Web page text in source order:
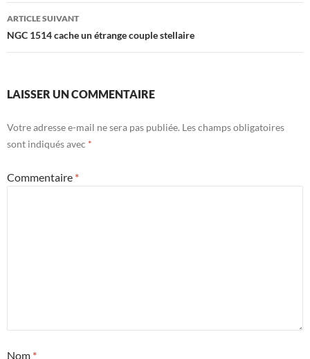
articles
ARTICLE SUIVANT
NGC 1514 cache un étrange couple stellaire
LAISSER UN COMMENTAIRE
Votre adresse e-mail ne sera pas publiée. Les champs obligatoires
sont indiqués avec *
Commentaire *
Nom *